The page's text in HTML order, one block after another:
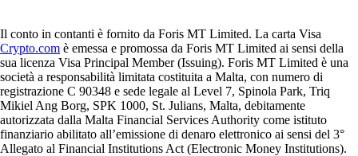
Il conto in contanti è fornito da Foris MT Limited. La carta Visa
Crypto.com è emessa e promossa da Foris MT Limited ai sensi della
sua licenza Visa Principal Member (Issuing). Foris MT Limited è una
società a responsabilità limitata costituita a Malta, con numero di
registrazione C 90348 e sede legale al Level 7, Spinola Park, Triq
Mikiel Ang Borg, SPK 1000, St. Julians, Malta, debitamente
autorizzata dalla Malta Financial Services Authority come istituto
finanziario abilitato all’emissione di denaro elettronico ai sensi del 3°
Allegato al Financial Institutions Act (Electronic Money Institutions).